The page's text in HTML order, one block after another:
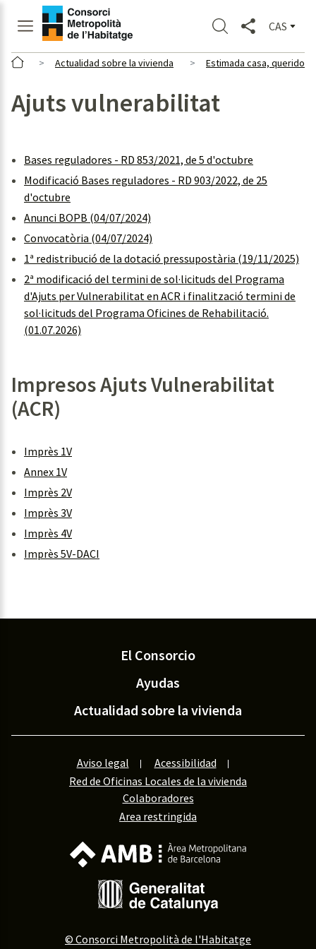
CAS
Actualidad sobre la vivienda Estimada casa, querido
Ajuts vulnerabilitat
Bases reguladores - RD 853/2021, de 5 d'octubre
Modificació Bases reguladores - RD 903/2022, de 25
d'octubre
Anunci BOPB (04/07/2024)
Convocatòria (04/07/2024)
1ª redistribució de la dotació pressupostària (19/11/2025)
2ª modificació del termini de sol·licituds del Programa
d'Ajuts per Vulnerabilitat en ACR i finalització termini de
sol·licituds del Programa Oficines de Rehabilitació.
(01.07.2026)
Impresos Ajuts Vulnerabilitat
(ACR)
Imprès 1V
Annex 1V
Imprès 2V
Imprès 3V
Imprès 4V
Imprès 5V-DACI
El Consorcio
Ayudas
Actualidad sobre la vivienda
Aviso legal
Acessibilidad
Red de Oficinas Locales de la vivienda
Colaboradores
Area restringida
© Consorci Metropolità de l'Habitatge